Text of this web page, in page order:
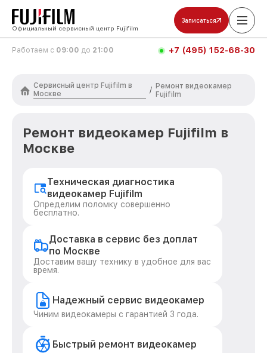
Официальный сервисный центр Fujifilm
Записаться
Работаем с 09:00 до 21:00 +7 (495) 152-68-30
Сервисный центр Fujifilm в
Москве
/ Ремонт видеокамер
Fujifilm
Ремонт видеокамер Fujifilm в
Москве
Техническая диагностика
видеокамер Fujifilm
Определим поломку совершенно
бесплатно.
Доставка в сервис без доплат
по Москве
Доставим вашу технику в удобное для вас
время.
Надежный сервис видеокамер
Чиним видеокамеры с гарантией 3 года.
Быстрый ремонт видеокамер